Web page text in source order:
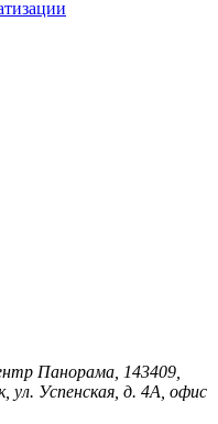
Панорама, 143409,
ул. Успенская, д. 4А, офис